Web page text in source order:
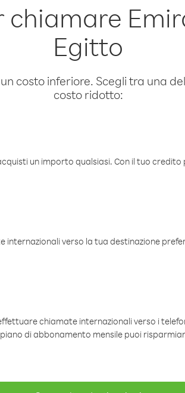
Egitto
costo inferiore. Scegli tra una
costo ridotto:
un importo qualsiasi. Con il tuo
verso la tua destinazione
chiamate internazionali verso i
di abbonamento mensile puoi